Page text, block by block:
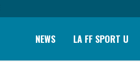
NEWS LA FF SPORT U